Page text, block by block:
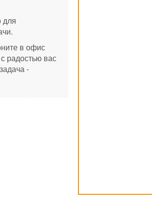
для
в офис
радостью вас
-